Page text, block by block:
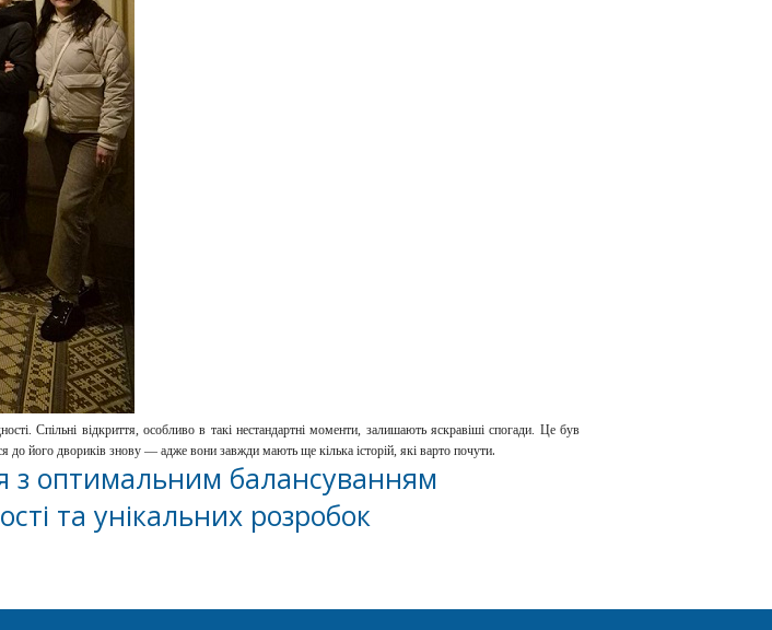
Спільні відкриття, особливо в такі нестандартні моменти, залишають яскравіші спогади. Цебув
до його двориків знову — адже вони завжди мають ще кілька історій, які варто почути.
з оптимальним балансуванням
та унікальних розробок